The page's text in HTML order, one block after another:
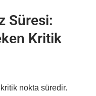
Süresi:
Kritik
nokta süredir.